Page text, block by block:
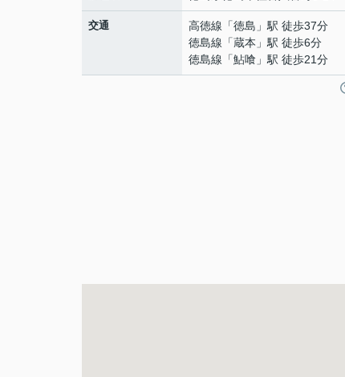
交通 高徳線 「徳島 」駅 徒歩37分
徳島線 「蔵本 」駅 徒歩6分
徳島線 「鮎喰 」駅 徒歩21分